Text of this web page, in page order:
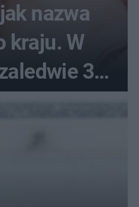
nazwa
kraju. W
3